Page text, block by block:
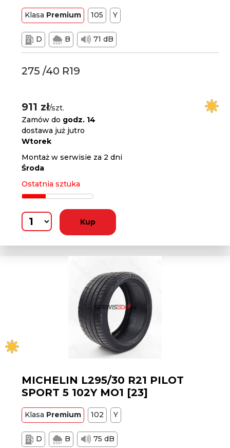
Klasa Premium 105 Y
D B 71 dB
275 /40 R19
911 zł/szt.
Zamów do godz. 14
dostawa już jutro
Wtorek
Montaż w serwisie za 2 dni
Środa
Ostatnia sztuka
Kup
MICHELIN L295/30 R21 PILOT
SPORT 5 102Y MO1 [23]
Klasa Premium 102 Y
D B 75 dB